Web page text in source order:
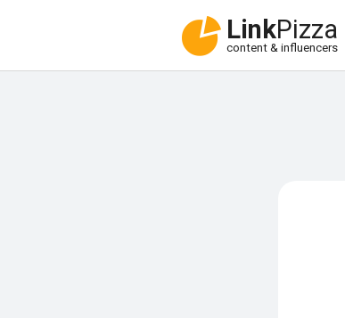
LinkPizza
content & influencers